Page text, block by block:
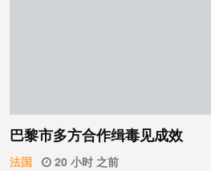
巴黎市多方合作缉毒见成效
法国 20 小时 之前